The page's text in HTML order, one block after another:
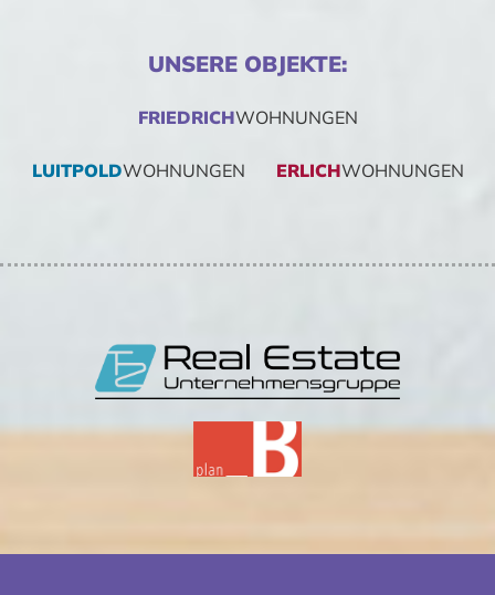
UNSERE OBJEKTE:
FRIEDRICHWOHNUNGEN
LUITPOLDWOHNUNGEN ERLICHWOHNUNGEN